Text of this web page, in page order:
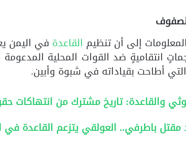
إلى أن تنظيم القاعدة في اليمن
انتقاميةٍ ضد القوات المحلية المدعومة
أطاحت بقياداته في شبوة وأبين.
والقاعدة: تاريخ مشترك من انتهاكات
مقتل باطرفي.. العولقي يتزعم القاعدة في